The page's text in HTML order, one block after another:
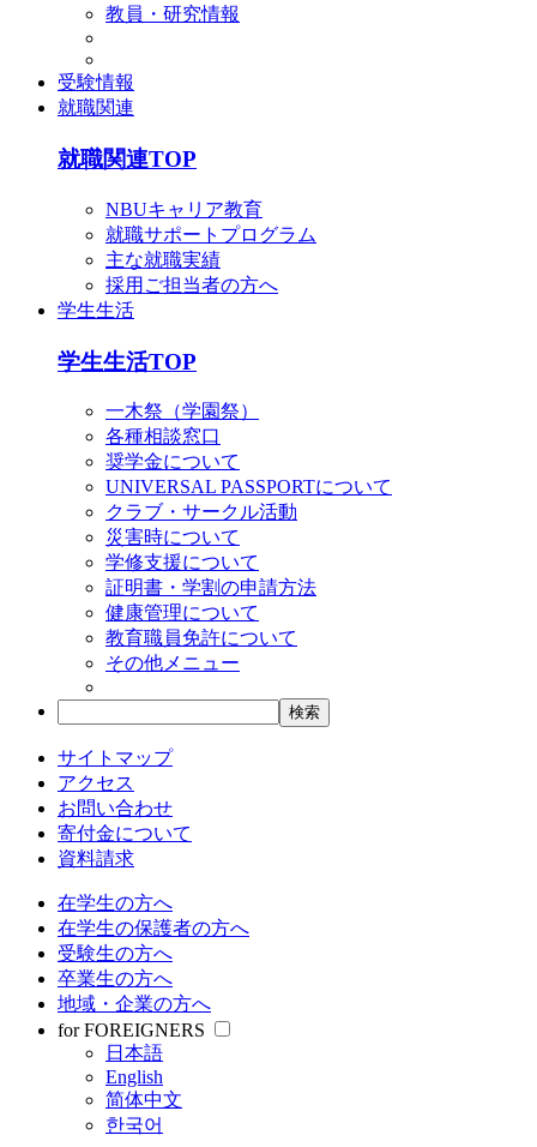
教員・研究情報
受験情報
就職関連
就職関連TOP
NBUキャリア教育
就職サポートプログラム
主な就職実績
採用ご担当者の方へ
学生生活
学生生活TOP
一木祭（学園祭）
各種相談窓口
奨学金について
UNIVERSAL PASSPORTについて
クラブ・サークル活動
災害時について
学修支援について
証明書・学割の申請方法
健康管理について
教育職員免許について
その他メニュー
サイトマップ
アクセス
お問い合わせ
寄付金について
資料請求
在学生の方へ
在学生の保護者の方へ
受験生の方へ
卒業生の方へ
地域・企業の方へ
for FOREIGNERS
日本語
English
简体中文
한국어